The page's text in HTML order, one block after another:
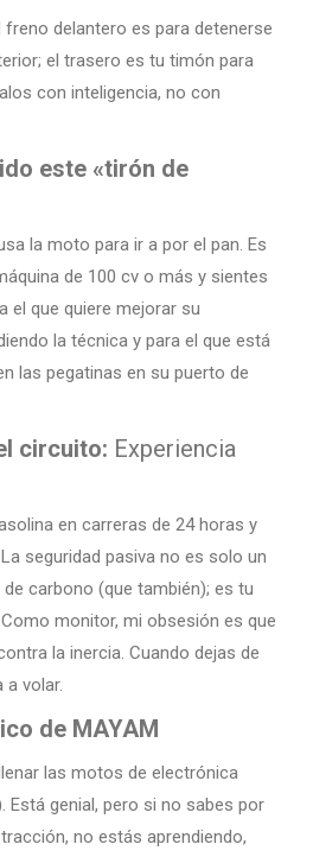
freno delantero es para detenerse
el trasero es tu timón para
con inteligencia, no con
este «tirón de
la moto para ir a por el pan. Es
de 100 cv o más y sientes
el que quiere mejorar su
la técnica y para el que está
las pegatinas en su puerto de
circuito: Experiencia
en carreras de 24 horas y
seguridad pasiva no es solo un
carbono (que también); es tu
monitor, mi obsesión es que
la inercia. Cuando dejas de
a volar.
de MAYAM
las motos de electrónica
Está genial, pero si no sabes por
no estás aprendiendo,